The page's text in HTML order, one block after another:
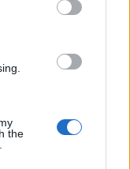
the
κρέας από τη